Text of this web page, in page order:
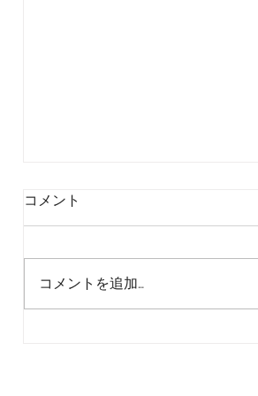
販売促進
コメント
コメントを追加…